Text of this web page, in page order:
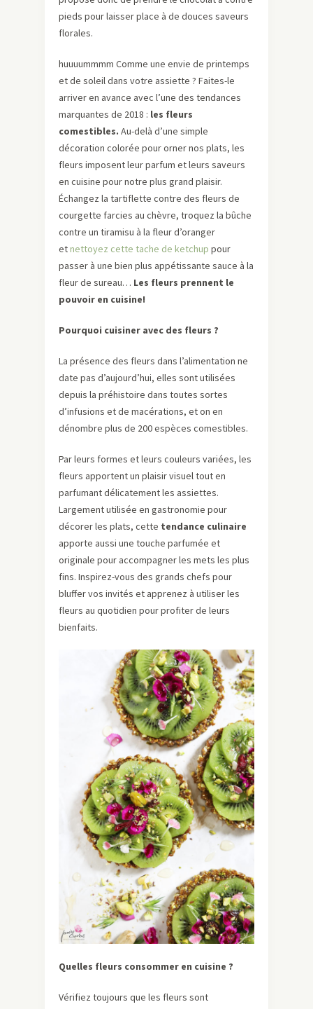
pieds pour laisser place à de douces saveurs
florales.
huuuummmm Comme une envie de printemps
et de soleil dans votre assiette ? Faites-le
arriver en avance avec l’une des tendances
marquantes de 2018 : les fleurs
comestibles. Au-delà d’une simple
décoration colorée pour orner nos plats, les
fleurs imposent leur parfum et leurs saveurs
en cuisine pour notre plus grand plaisir.
Échangez la tartiflette contre des fleurs de
courgette farcies au chèvre, troquez la bûche
contre un tiramisu à la fleur d’oranger
etnettoyez cette tache de ketchup pour
passer à une bien plus appétissante sauce à la
fleur de sureau… Les fleurs prennent le
pouvoir en cuisine!
Pourquoi cuisiner avec des fleurs ?
La présence des fleurs dans l’alimentation ne
date pas d’aujourd’hui, elles sont utilisées
depuis la préhistoire dans toutes sortes
d’infusions et de macérations, et on en
dénombre plus de 200 espèces comestibles.
Par leurs formes et leurs couleurs variées, les
fleurs apportent un plaisir visuel tout en
parfumant délicatement les assiettes.
Largement utilisée en gastronomie pour
décorer les plats, cette tendance culinaire
apporte aussi une touche parfumée et
originale pour accompagner les mets les plus
fins. Inspirez-vous des grands chefs pour
bluffer vos invités et apprenez à utiliser les
fleurs au quotidien pour profiter de leurs
bienfaits.
Quelles fleurs consommer en cuisine ?
Vérifiez toujours que les fleurs sont